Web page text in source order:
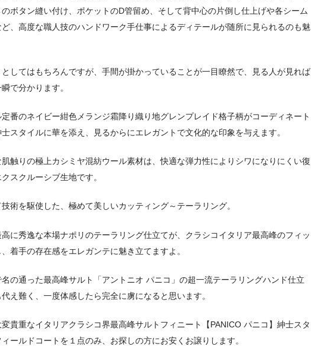
ボタン縫い付け、ポケットのD管留め、そして背中心の片倒し仕上げや各シーム
、高度な職人技のハンドワーク手仕事によるディテールが随所に見られるのも魅
してはもちろんですが、手間が掛かっていることが一目瞭然で、見る人が見れば
で分かります。
番のネイビー紺色メランジ霜降り織り地グレンプレイド格子柄がコーディネート
スタイルに華を添え、見るからにエレガントで文化的な印象を与えます。
触りの極上カシミヤ混紡ウール素材は、快適な弾力性によりシワになりにくい復
スクルーシブ生地です。
術を駆使した、極めて美しいカッティング～テーラリング。
に秀逸な本場ナポリのテーラリング仕立てが、クラシコイタリア最高峰のフィッ
着手の存在感をエレガンテに魅き立てますよ。
の通った最高峰サルト「アントニオ パニコ」の超一流テーラリングハンド仕立
え難く、一度体感したら完全に虜になると思います。
貴重なイタリアクラシコ界最高峰サルトフィニート【PANICO パニコ】紳士スタ
ールドコートを１点のみ、お探しの方にお安くお譲りします。